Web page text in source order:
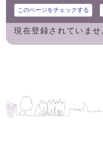
このページをチェックする
現在登録されていませ